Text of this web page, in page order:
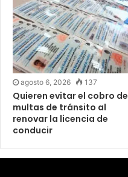
agosto 6, 2026 137
Quieren evitar el cobro de
multas de tránsito al
renovar la licencia de
conducir